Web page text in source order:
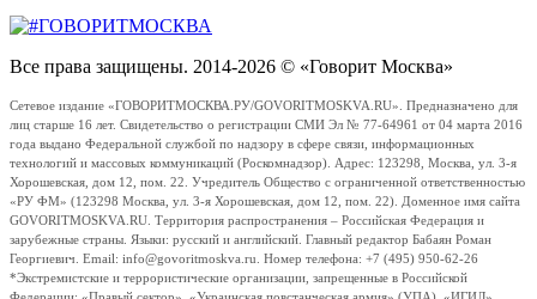
Все права защищены. 2014-2026 © «Говорит Москва»
Сетевое издание «ГОВОРИТМОСКВА.РУ/GOVORITMOSKVA.RU». Предназначено для
лиц старше 16 лет. Свидетельство о регистрации СМИ Эл № 77-64961 от 04 марта 2016
года выдано Федеральной службой по надзору в сфере связи, информационных
технологий и массовых коммуникаций (Роскомнадзор). Адрес: 123298, Москва, ул. 3-я
Хорошевская, дом 12, пом. 22. Учредитель Общество с ограниченной ответственностью
«РУ ФМ» (123298 Москва, ул. 3-я Хорошевская, дом 12, пом. 22). Доменное имя сайта
GOVORITMOSKVA.RU. Территория распространения – Российская Федерация и
зарубежные страны. Языки: русский и английский. Главный редактор Бабаян Роман
Георгиевич. Email: info@govoritmoskva.ru. Номер телефона: +7 (495) 950-62-26
*Экстремистские и террористические организации, запрещенные в Российской